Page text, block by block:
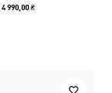
4 990,00 ₴